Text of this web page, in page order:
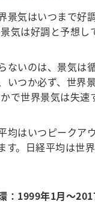
景気はいつまで好
気は好調と予想し
ないのは、景気は
いつか必ず、世界
で世界景気は失速
均はいつピークア
す。日経平均は世
：1999年1月～